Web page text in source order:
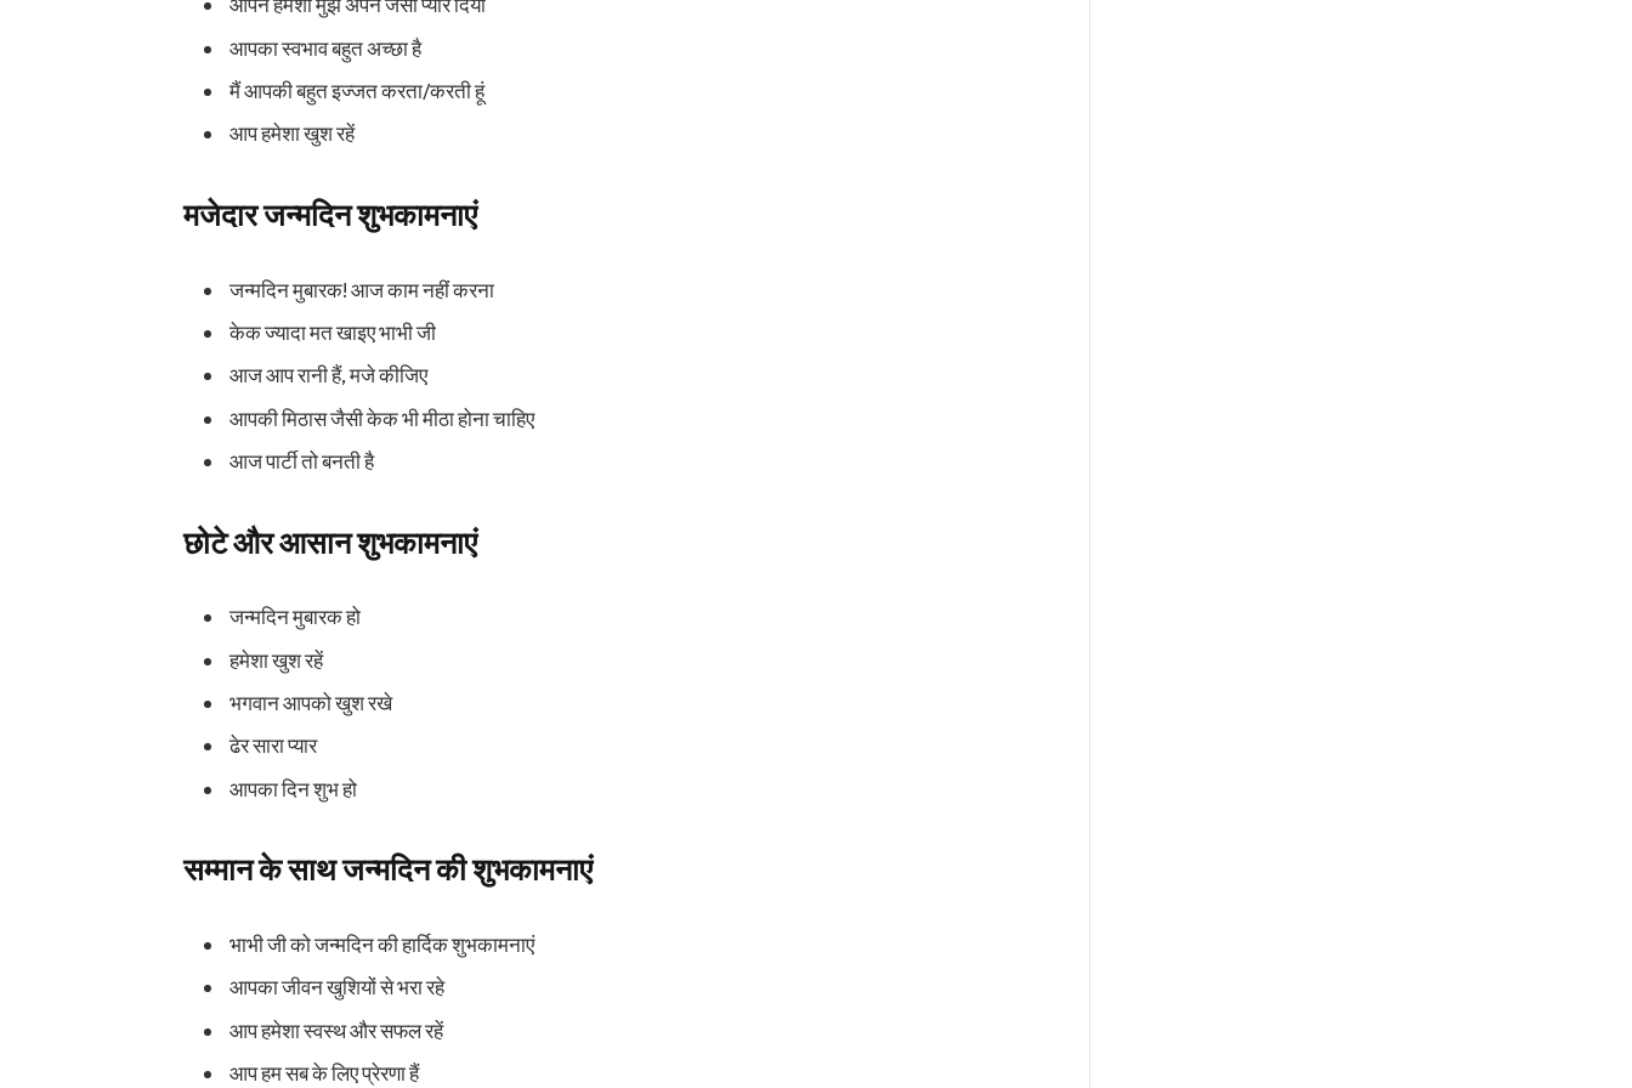
आपका स्वभाव बहुत अच्छा है
मैं आपकी बहुत इज्जत करता/करती हूं
आप हमेशा खुश रहें
मजेदार जन्मदिन शुभकामनाएं
जन्मदिन मुबारक! आज काम नहीं करना
केक ज्यादा मत खाइए भाभी जी
आज आप रानी हैं, मजे कीजिए
आपकी मिठास जैसी केक भी मीठा होना चाहिए
आज पार्टी तो बनती है
छोटे और आसान शुभकामनाएं
जन्मदिन मुबारक हो
हमेशा खुश रहें
भगवान आपको खुश रखे
ढेर सारा प्यार
आपका दिन शुभ हो
सम्मान के साथ जन्मदिन की शुभकामनाएं
भाभी जी को जन्मदिन की हार्दिक शुभकामनाएं
आपका जीवन खुशियों से भरा रहे
आप हमेशा स्वस्थ और सफल रहें
आप हम सब के लिए प्रेरणा हैं